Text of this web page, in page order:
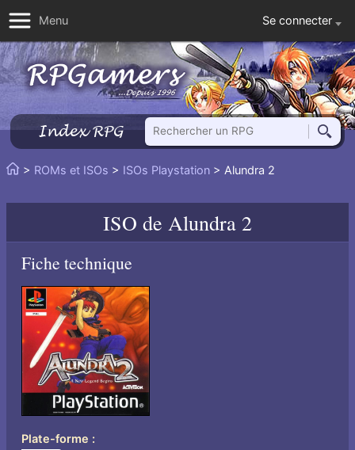
Menu Se connecter
Index RPG
Rechercher un RPG
Vous
> ROMs et ISOs > ISOs Playstation > Alundra 2
ISO de Alundra 2
Fiche technique
Plate-forme